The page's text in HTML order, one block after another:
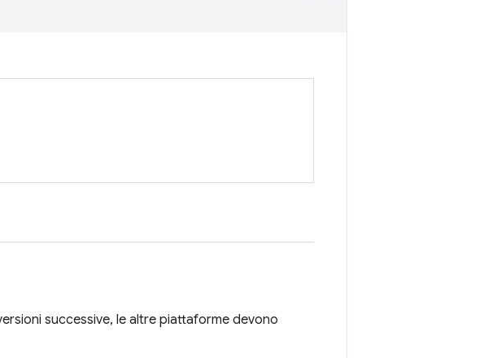
successive, le altre piattaforme devono